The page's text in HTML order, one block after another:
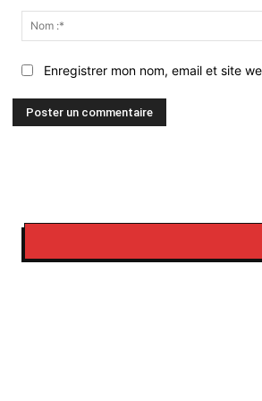
Enregistrer mon nom, email et site